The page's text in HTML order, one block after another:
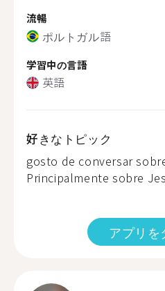
流暢
ポルトガル語
学習中の言語
英語
好きなトピック
gosto de conversar
Principalmente sobre
アプリを